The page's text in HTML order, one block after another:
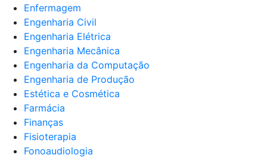
Enfermagem
Engenharia Civil
Engenharia Elétrica
Engenharia Mecânica
Engenharia da Computação
Engenharia de Produção
Estética e Cosmética
Farmácia
Finanças
Fisioterapia
Fonoaudiologia